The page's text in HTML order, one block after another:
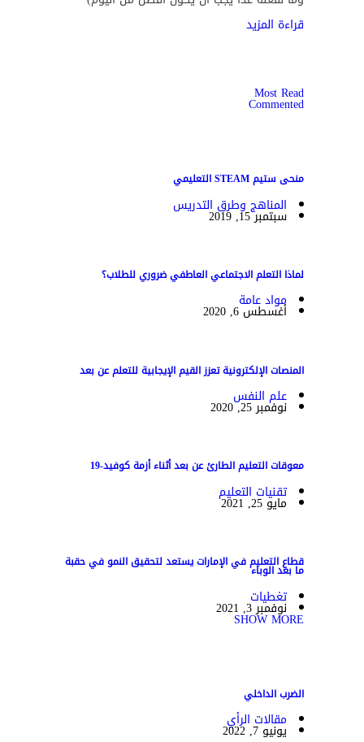
قراءة المزيد
Most Read
Commented
منحى ستيم STEAM التعليمي
المناهج وطرق التدريس
سبتمبر 15, 2019
لماذا التعلم الاجتماعي العاطفي ضروري للطلاب؟
مواد عامة
أغسطس 6, 2020
المنصات الإلكترونية تعزز القيم الإيجابية للتعلم عن بعد
علم النفس
نوفمبر 25, 2020
معوقات التعليم الطارئ عن بعد أثناء أزمة كوفيد-19
تقنيات التعليم
مايو 25, 2021
قطاع التعليم في الإمارات يستعد لتحقيق النمو في حقبة
ما بعد الوباء
تغطيات
نوفمبر 3, 2021
SHOW MORE
الضرب الداخلي
مقالات الرأي
يونيو 7, 2022